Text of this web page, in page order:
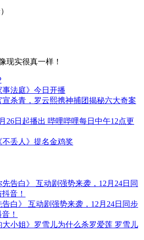
现实很真一样！
法庭》今日开播
宣杀青，罗云熙携神捕团揭秘六大奇案
26日起播出 哔哩哔哩每日中午12点更
丢人》提名金鸡奖
告白》 互动剧强势来袭，12月24日同步
！